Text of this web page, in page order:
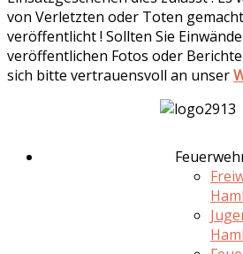
von Verletzten oder Toten
veröffentlicht ! Sollten Sie
veröffentlichen Fotos oder
sich bitte vertrauensvoll an unser